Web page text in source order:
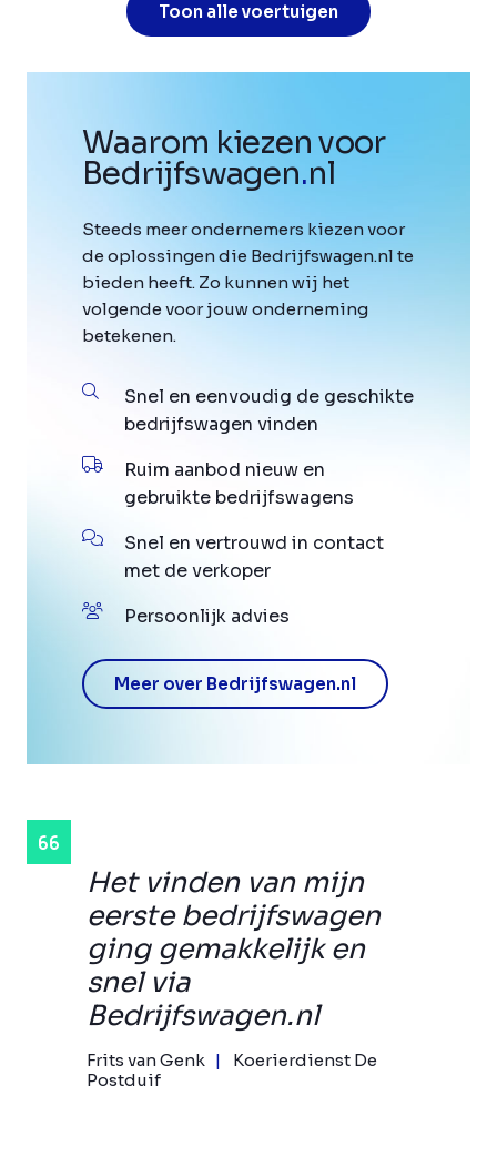
Toon alle voertuigen
Het vinden van mijn
eerste bedrijfswagen
ging gemakkelijk en
snel via
Bedrijfswagen.nl
Frits van Genk
Koerierdienst De
Postduif
Waarom kiezen voor
Bedrijfswagen.nl
Steeds meer ondernemers kiezen voor
de oplossingen die Bedrijfswagen.nl te
bieden heeft. Zo kunnen wij het
volgende voor jouw onderneming
betekenen.
Snel en eenvoudig de geschikte
bedrijfswagen vinden
Ruim aanbod nieuw en
gebruikte bedrijfswagens
Snel en vertrouwd in contact
met de verkoper
Persoonlijk advies
Meer over Bedrijfswagen.nl